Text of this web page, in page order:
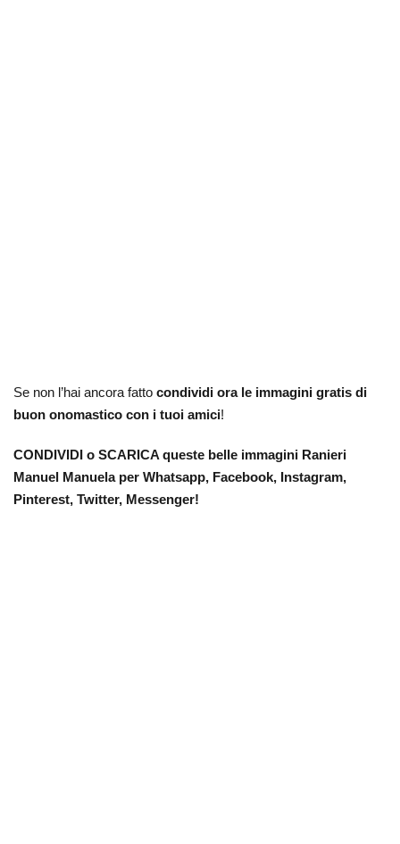
Se non l’hai ancora fatto condividi ora le immagini gratis di
buon onomastico con i tuoi amici!
CONDIVIDI o SCARICA queste belle immagini Ranieri
Manuel Manuela per Whatsapp, Facebook, Instagram,
Pinterest, Twitter, Messenger!